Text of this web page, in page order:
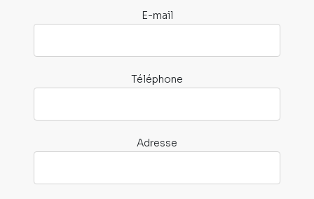
E-mail
Téléphone
Adresse